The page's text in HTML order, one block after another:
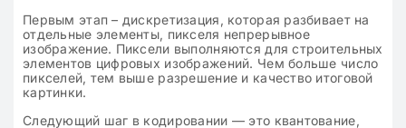
Первым этап – дискретизация, которая разбивает на
отдельные элементы, пикселя непрерывное
изображение. Пиксели выполняются для строительных
элементов цифровых изображений. Чем больше число
пикселей, тем выше разрешение и качество итоговой
картинки.
Следующий шаг в кодировании — это квантование,